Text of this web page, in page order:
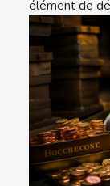
élément de